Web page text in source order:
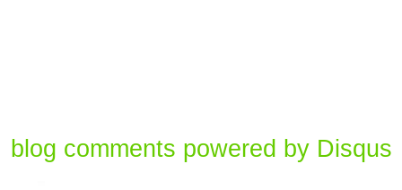
blog comments powered by Disqus